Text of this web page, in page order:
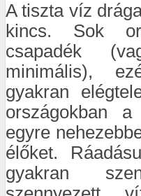
A tiszta víz
kincs. Sok
csapadék
minimális),
gyakran
országokban
egyre
élőket.
gyakran